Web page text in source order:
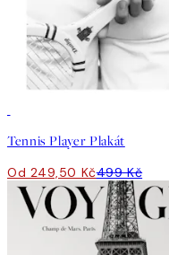
Tennis Player Plakát
Od 249,50 Kč499 Kč